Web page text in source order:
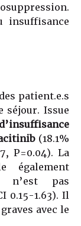
insuffisance
patient.e.s
séjour. Issue
(18.1%
P=0.04). La
également
n’est pas
0.15-1.63). Il
avec le